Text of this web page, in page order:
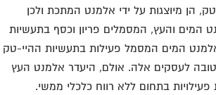
הן מיוצגות על ידי אלמנט המתכת ולכן
והעץ, המסמלים פריון וכסף בתעשיות
בשנת 2008 אלמנט המים המסמל פעילות בתעשיות ההיי-טק
לעסקים אלה. אולם, היעדר אלמנט העץ
בתחום ללא רווח כלכלי ממשי.